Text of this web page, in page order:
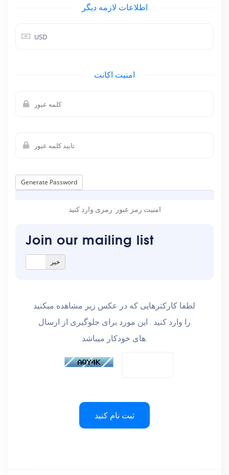
اطلاعات لازمه دیگر
امنیت اکانت
Generate Password
امنیت رمز عبور: رمزی وارد کنید
Join our mailing list
خیر
لطفا کارکترهایی که در عکس زیر مشاهده میکنید
را وارد کنید . این مورد برای جلوگیری از ارسال
های خودکار میباشد.